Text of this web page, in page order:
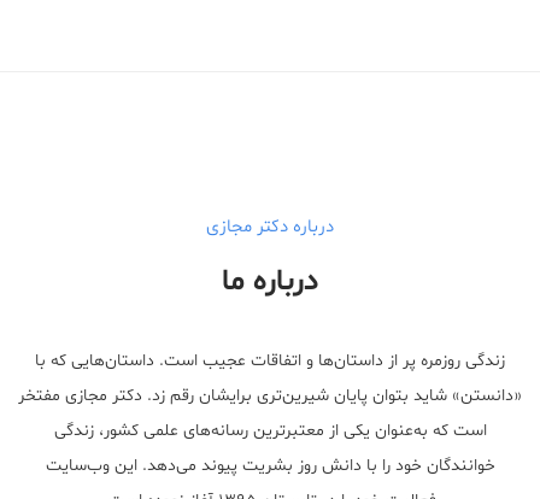
درباره دکتر مجازی
درباره ما
زندگی روزمره پر از داستان‌ها و اتفاقات عجیب است. داستان‌هایی که با
«دانستن» شاید بتوان پایان شیرین‌تری برایشان رقم زد. دکتر مجازی مفتخر
است که به‌عنوان یکی از معتبر‌ترین رسانه‌های علمی کشور، زندگی
خوانندگان خود را با دانش روز بشریت پیوند می‌دهد. این وب‌سایت